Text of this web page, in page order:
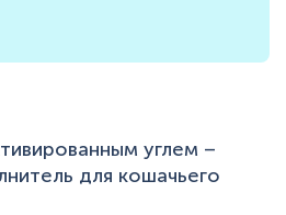
углем –
для кошачьего